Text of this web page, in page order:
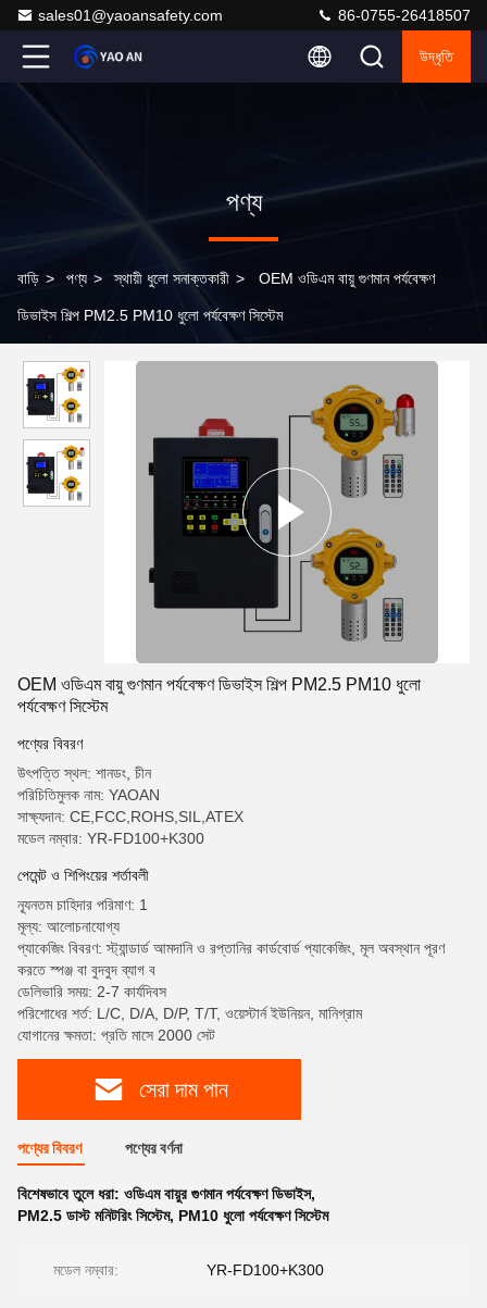
sales01@yaoansafety.com 86-0755-26418507
উদ্ধৃতি
পণ্য
বাড়ি > পণ্য > স্থায়ী ধুলো সনাক্তকারী > OEM ওডিএম বায়ু গুণমান পর্যবেক্ষণ
ডিভাইস শিল্প PM2.5 PM10 ধুলো পর্যবেক্ষণ সিস্টেম
OEM ওডিএম বায়ু গুণমান পর্যবেক্ষণ ডিভাইস শিল্প PM2.5 PM10 ধুলো
পর্যবেক্ষণ সিস্টেম
পণ্যের বিবরণ
উৎপত্তি স্থল: শানডং, চীন
পরিচিতিমুলক নাম: YAOAN
সাক্ষ্যদান: CE,FCC,ROHS,SIL,ATEX
মডেল নম্বার: YR-FD100+K300
পেমেন্ট ও শিপিংয়ের শর্তাবলী
ন্যূনতম চাহিদার পরিমাণ: 1
মূল্য: আলোচনাযোগ্য
প্যাকেজিং বিবরণ: স্ট্যান্ডার্ড আমদানি ও রপ্তানির কার্ডবোর্ড প্যাকেজিং, মূল অবস্থান পূরণ
করতে স্পঞ্জ বা বুদবুদ ব্যাগ ব
ডেলিভারি সময়: 2-7 কার্যদিবস
পরিশোধের শর্ত: L/C, D/A, D/P, T/T, ওয়েস্টার্ন ইউনিয়ন, মানিগ্রাম
যোগানের ক্ষমতা: প্রতি মাসে 2000 সেট
সেরা দাম পান
পণ্যের বিবরণ পণ্যের বর্ণনা
বিশেষভাবে তুলে ধরা: ওডিএম বায়ুর গুণমান পর্যবেক্ষণ ডিভাইস,
PM2.5 ডাস্ট মনিটরিং সিস্টেম, PM10 ধুলো পর্যবেক্ষণ সিস্টেম
মডেল নম্বার: YR-FD100+K300